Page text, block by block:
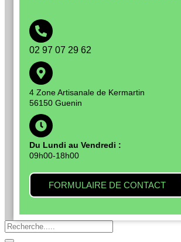
02 97 07 29 62
4 Zone Artisanale de Kermartin
56150 Guenin
Du Lundi au Vendredi :
09h00-18h00
FORMULAIRE DE CONTACT